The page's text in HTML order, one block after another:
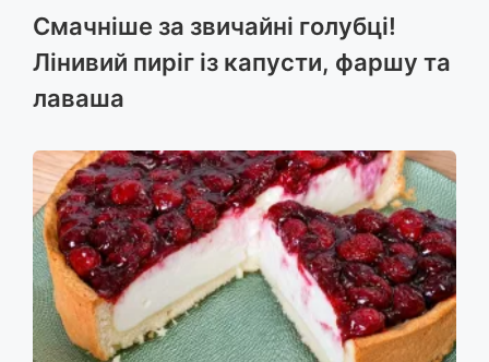
Смачніше за звичайні голубці!
Лінивий пиріг із капусти, фаршу та
лаваша